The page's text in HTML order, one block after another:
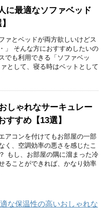
に最適なソファベッド
ァとベッドが両方欲しいけどス
」 そんな方におすすめしたいの
でも利用できる「ソファベッ
として、寝る時はベットとして
しゃれなサーキュレー
すすめ【13選】
アコンを付けてもお部屋の一部
く、空調効率の悪さを感じたこ
もし、お部屋の隅に溜まった冷
ることができれば、かなり効率
な保温性の高いおしゃれな